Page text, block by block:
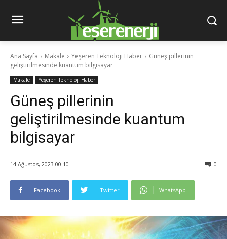
Ana Sayfa Makale Yeşeren Teknoloji Haber
Güneş pillerinin
geliştirilmesinde kuantum bilgisayar
Makale Yeşeren Teknoloji Haber
Güneş pillerinin
geliştirilmesinde kuantum
bilgisayar
14 Ağustos, 2023 00:10 0
Facebook Twitter WhatsApp